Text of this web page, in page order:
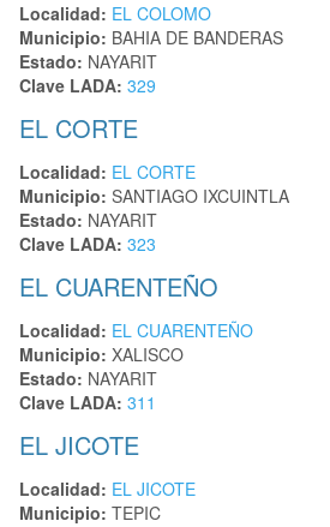
Localidad: EL COLOMO
Municipio: BAHIA DE BANDERAS
Estado: NAYARIT
Clave LADA: 329
EL CORTE
Localidad: EL CORTE
Municipio: SANTIAGO IXCUINTLA
Estado: NAYARIT
Clave LADA: 323
EL CUARENTEÑO
Localidad: EL CUARENTEÑO
Municipio: XALISCO
Estado: NAYARIT
Clave LADA: 311
EL JICOTE
Localidad: EL JICOTE
Municipio: TEPIC